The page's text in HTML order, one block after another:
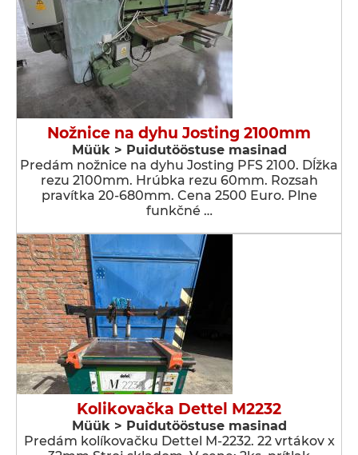
Nožnice na dyhu Josting 2100mm
Müük > Puidutööstuse masinad
Predám nožnice na dyhu Josting PFS 2100. Dĺžka
rezu 2100mm. Hrúbka rezu 60mm. Rozsah
pravítka 20-680mm. Cena 2500 Euro. Plne
funkčné …
Kolikovačka Dettel M2232
Müük > Puidutööstuse masinad
Predám kolíkovačku Dettel M-2232. 22 vrtákov x